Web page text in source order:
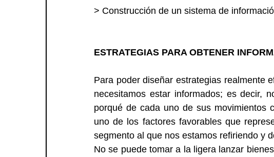
> Construcción de un sistema de
ESTRATEGIAS PARA OBTENER
Para poder diseñar estrategias realmente
necesitamos estar informados; es decir,
porqué de cada uno de sus movimientos
uno de los factores favorables que
segmento al que nos estamos refiriendo y
No se puede tomar a la ligera lanzar